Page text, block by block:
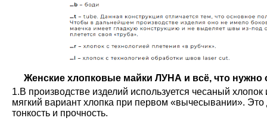
Женские хлопковые майки ЛУНА и всё, что нужно
1.В производстве изделий используется чесаный
мягкий вариант хлопка при первом «вычесывании». Это
тонкость и прочность.